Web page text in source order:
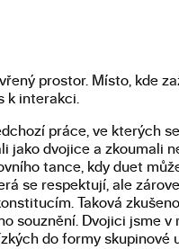
prostor. Místo, kde
k interakci.
práce, ve kterých
jako dvojice a zkoumali
tance, kdy duet
se respektují, ale
Taková
souznění. Dvojici jsme
do formy